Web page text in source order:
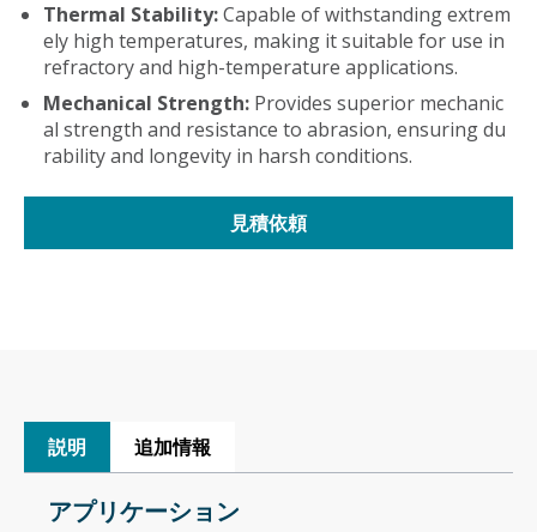
Thermal Stability:Capable of withstanding extrem
ely high temperatures, making it suitable for use in
refractory and high-temperature applications.
Mechanical Strength: Provides superior mechanic
al strength and resistance to abrasion, ensuring du
rability and longevity in harsh conditions.
見積依頼
説明 追加情報
アプリケーション